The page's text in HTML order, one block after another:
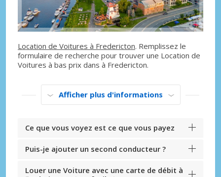
Location de Voitures à Fredericton. Remplissez le
formulaire de recherche pour trouver une Location de
Voitures à bas prix dans à Fredericton.
Afficher plus d'informations
Ce que vous voyez est ce que vous payez
Puis-je ajouter un second conducteur ?
Louer une Voiture avec une carte de débit à